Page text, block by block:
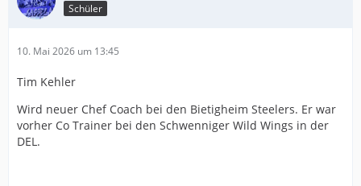
Schüler
10. Mai 2026 um 13:45
Tim Kehler
Wird neuer Chef Coach bei den Bietigheim Steelers. Er war
vorher Co Trainer bei den Schwenniger Wild Wings in der
DEL.